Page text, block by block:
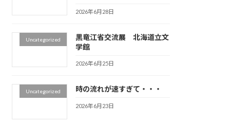
2026年6月28日
Uncategorized
黒竜江省交流展 北海道立文
学館
2026年6月25日
Uncategorized 時の流れが速すぎて・・・
2026年6月23日